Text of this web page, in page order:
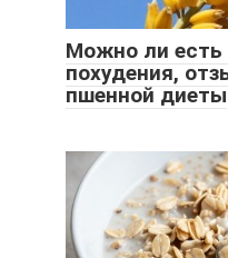
Можно ли
похудения,
пшенной диеты